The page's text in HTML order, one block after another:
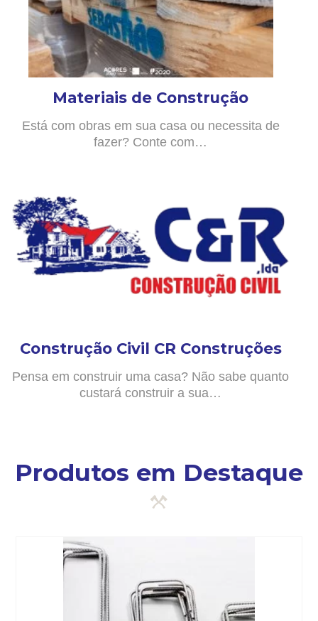
Materiais de Construção
Está com obras em sua casa ou necessita de
fazer? Conte com…
Construção Civil CR Construções
Pensa em construir uma casa? Não sabe quanto
custará construir a sua…
Produtos em Destaque